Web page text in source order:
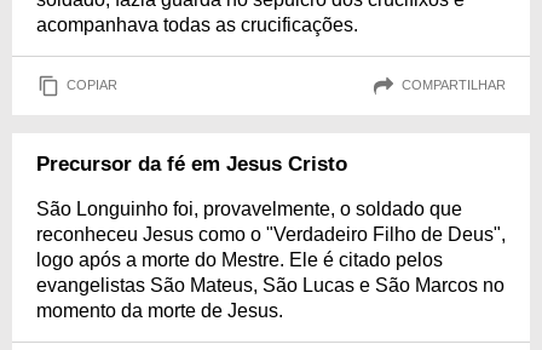
acompanhava todas as crucificações.
COPIAR COMPARTILHAR
Precursor da fé em Jesus Cristo
São Longuinho foi, provavelmente, o soldado que
reconheceu Jesus como o "Verdadeiro Filho de Deus",
logo após a morte do Mestre. Ele é citado pelos
evangelistas São Mateus, São Lucas e São Marcos no
momento da morte de Jesus.